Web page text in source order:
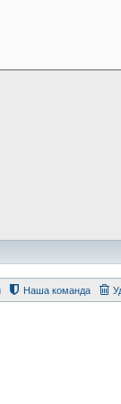
Наша команда